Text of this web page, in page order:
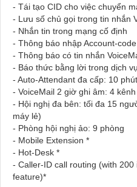
- Tái tạo CID cho việc chuyển
- Lưu số chủ gọi trong tin nhắn
- Nhắn tin trong mạng cố định
- Thông báo nhập Account-
- Thông báo có tin nhắn
- Báo thức bằng lời trong dịch
- Auto-Attendant đa cấp: 10
- VoiceMail 2 giờ ghi âm: 4
- Hội nghị đa bên: tối đa 15
máy lẻ)
- Phòng hội nghị ảo: 9 phòng
- Mobile Extension *
- Hot-Desk *
- Caller-ID call routing (with 200
feature)*